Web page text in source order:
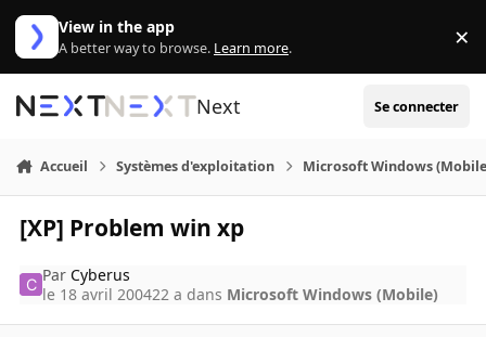
Aller au contenu
View in the app
A better way to browse. Learn more. ×
Next Se connecter
Accueil Systèmes d'exploitation Microsoft Windows
[XP] Problem win xp
ParCyberus
le 18 avril 200422 a dans Microsoft Windows (Mobile)